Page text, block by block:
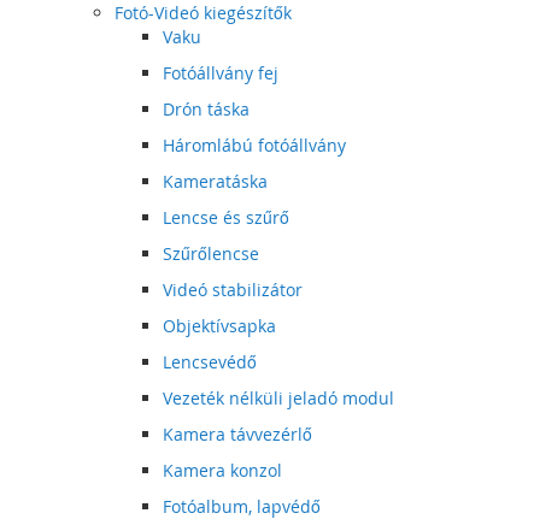
Fotó-Videó kiegészítők
Vaku
Fotóállvány fej
Drón táska
Háromlábú fotóállvány
Kameratáska
Lencse és szűrő
Szűrőlencse
Videó stabilizátor
Objektívsapka
Lencsevédő
Vezeték nélküli jeladó modul
Kamera távvezérlő
Kamera konzol
Fotóalbum, lapvédő